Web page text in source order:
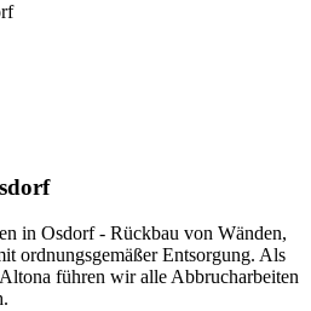
in Osdorf - Rückbau von Wänden,
ordnungsgemäßer Entsorgung. Als
führen wir alle Abbrucharbeiten